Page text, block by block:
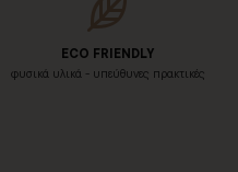
ECO FRIENDLY
φυσικά υλικά - υπεύθυνες πρακτικές